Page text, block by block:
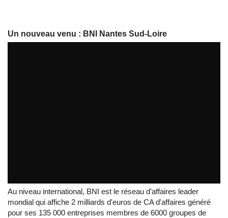
Un nouveau venu : BNI Nantes Sud-Loire
Au niveau international, BNI est le réseau d'affaires leader
mondial qui affiche 2 milliards d'euros de CA d'affaires généré
pour ses 135 000 entreprises membres de 6000 groupes de